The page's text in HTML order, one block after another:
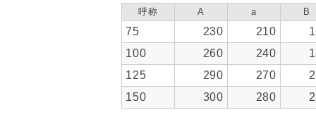
呼称 A a B
75 230 210
100
260 240
125
290 270
150
300 280